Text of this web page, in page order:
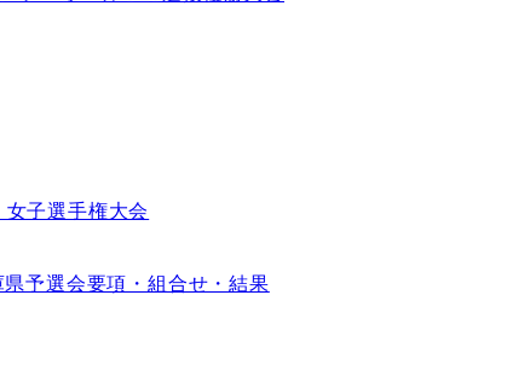
子選手権大会
予選会要項・組合せ・結果